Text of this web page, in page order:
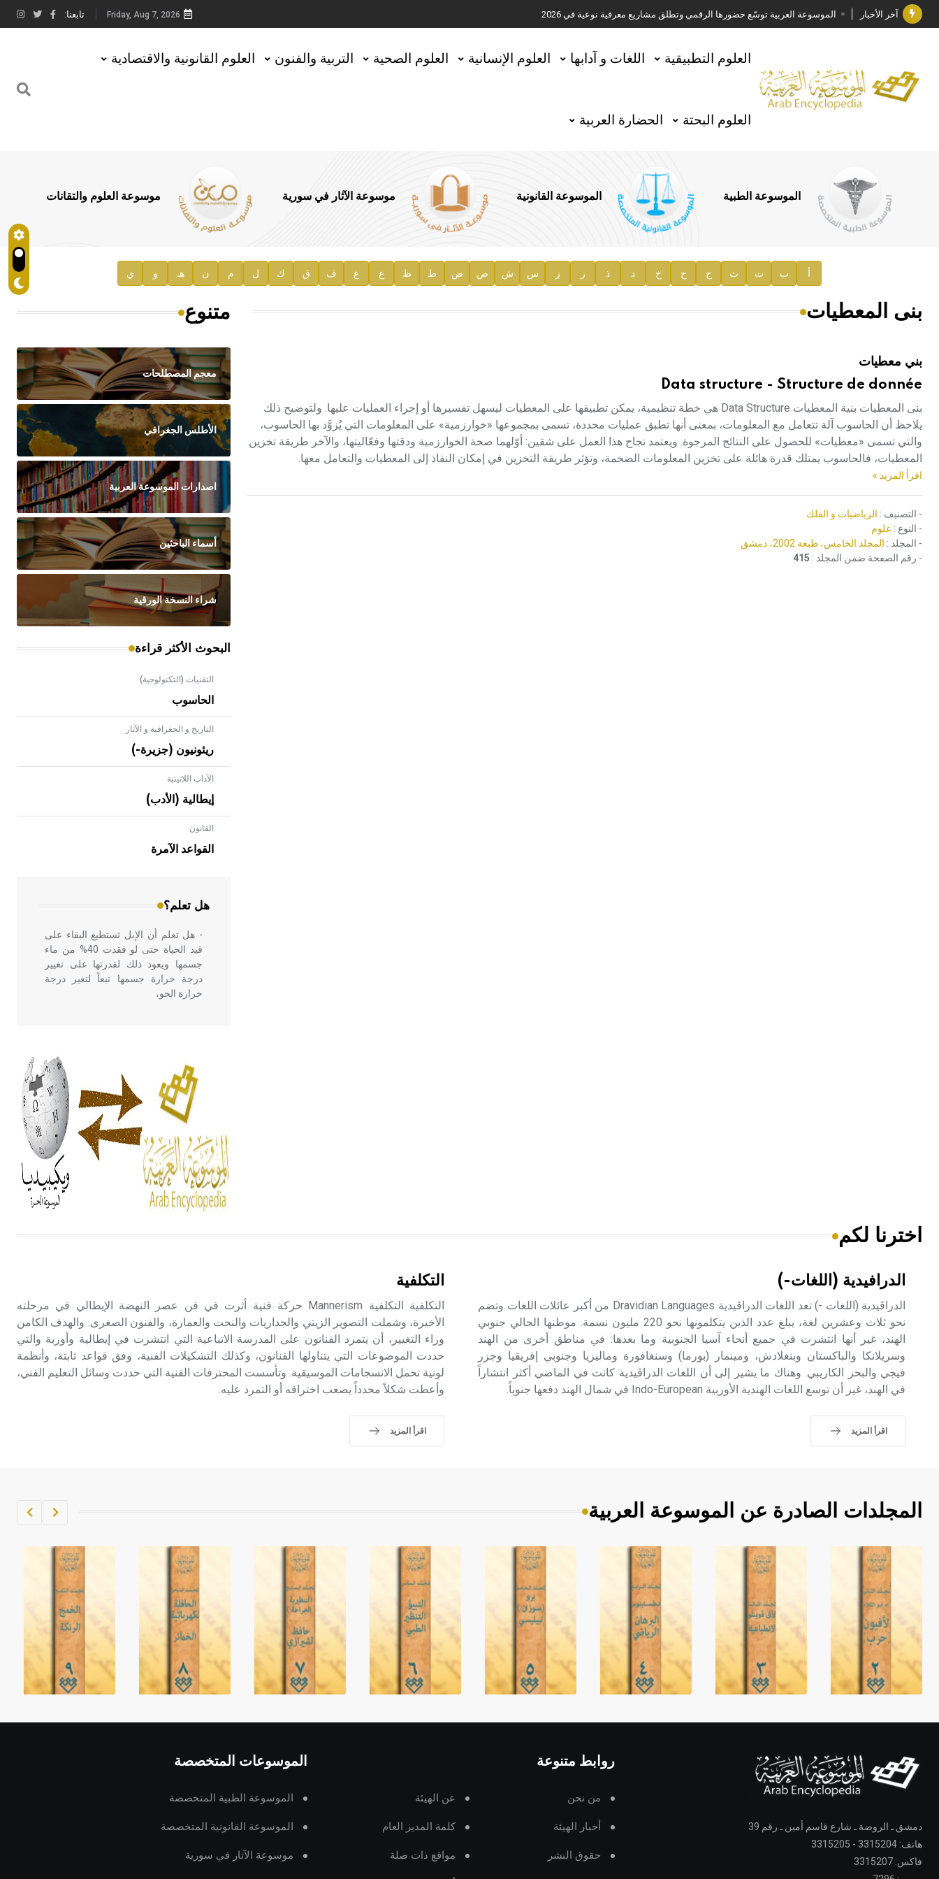
آخر الأخبار الموسوعة العربية توسّع حضورها الرقمي وتطلق مشاريع معرفية نوعية في 2026
جائزة مجمع الملك سلمان العالمي للغة العربية 2025
الأستاذ إياد خالد الطباع مدير عام لهيئة الموسوعة العربية
السيد محمد ياسين صالح وزيرا للثقافة
توصيات مجلس الإدارة
صدور المجلد السابع من موسوعة الآثار في سورية
إعلان..
هيئة الموسوعة العربية تطلق موسوعات جديدة في عام 2026
Friday, Aug 7, 2026 تابعنا:
العلوم التطبيقية اللغات و آدابها العلوم الإنسانية العلوم الصحية التربية والفنون العلوم القانونية والاقتصادية
العلوم البحتة الحضارة العربية
الموسوعة الطبية الموسوعة القانونية موسوعة الآثار في سورية موسوعة العلوم والتقانات
أ ب ت ث ج ح خ د ذ ر ز س ش ص ض ط ظ ع غ ف ق ك ل م ن هـ و ي
بنى المعطيات
بني معطيات
Data structure - Structure de donnée
بنى المعطيات بنية المعطيات Data Structure هي خطة تنظيمية، يمكن تطبيقها على المعطيات ليسهل تفسيرها أو إجراء العمليات عليها. ولتوضيح ذلك
يلاحظ أن الحاسوب آلة تتعامل مع المعلومات، بمعنى أنها تطبق عمليات محددة، تسمى بمجموعها «خوارزمية» على المعلومات التي يُزوَّد بها الحاسوب،
والتي تسمى «معطيات» للحصول على النتائج المرجوة. ويعتمد نجاح هذا العمل على شقين: أوّلهما صحة الخوارزمية ودقتها وفعّاليتها، والآخر طريقة تخزين
المعطيات، فالحاسوب يمتلك قدرة هائلة على تخزين المعلومات الضخمة، وتؤثر طريقة التخزين في إمكان النفاذ إلى المعطيات والتعامل معها.
اقرأ المزيد »
- التصنيف : الرياضيات و الفلك
- النوع : علوم
- المجلد : المجلد الخامس، طبعة 2002، دمشق
- رقم الصفحة ضمن المجلد : 415
متنوع
معجم المصطلحات
الأطلس الجغرافي
اصدارات الموسوعة العربية
أسماء الباحثين
شراء النسخة الورقية
البحوث الأكثر قراءة
التقنيات (التكنولوجية)
الحاسوب
التاريخ و الجغرافية و الآثار
ريئونيون (جزيرة-)
الآداب اللاتينية
إيطالية (الأدب)
القانون
القواعد الآمرة
هل تعلم؟
- هل تعلم أن الأبلق نوع من الفنون
الهندسية التي ارتبطت بالعمارة الإسلامية
في بلاد الشام ومصر خاصة، حيث يحرص
- هل تعلم أن الإبل تستطيع البقاء على
قيد الحياة حتى لو فقدت 40% من ماء
جسمها ويعود ذلك لقدرتها على تغيير
درجة حرارة جسمها تبعاً لتغير درجة
حرارة الجو،
أربعة مؤلفات هي: الحكم، الأدلة، تنظيم
التغذية، ورسالته في جروح الرأس.
ويعود له الفضل بأنه حرر الطب من
الدين والفلسفة.
- هل تعلم أن المرجان إفراز حيواني
يتكون في البحر ويتركب من مادة
كربونات الكلسيوم، وهو أحمر أو شديد
الحمرة وهو أجود أنواعه، ويمتاز بكبر
الحجم ويسمى الش
الإنكليزية أب
- هل تعلم أن أبجر Abgar اسم معروف
جيداً يعود إلى عدد من الملوك الذين
اخترنا لكم
الدرافيدية (اللغات-)
الدراڤيدية (اللغات -) تعد اللغات الدراڤيدية Dravidian Languages من أكبر عائلات اللغات وتضم
نحو ثلاث وعشرين لغة، يبلغ عدد الذين يتكلمونها نحو 220 مليون نسمة. موطنها الحالي جنوبي
الهند، غير أنها انتشرت في جميع أنحاء آسيا الجنوبية وما بعدها: في مناطق أخرى من الهند
وسريلانكا والباكستان وبنغلادش، ومينمار (بورما) وسنغافورة وماليزيا وجنوبي إفريقيا وجزر
فيجي والبحر الكاريبي. وهناك ما يشير إلى أن اللغات الدراڤيدية كانت في الماضي أكثر انتشاراً
في الهند، غير أن توسع اللغات الهندية الأوربية Indo-European في شمال الهند دفعها جنوباً.
اقرأ المزيد
التكلفية
التكلفية التكلفية Mannerism حركة فنية أثرت في فن عصر النهضة الإيطالي في مرحلته
الأخيرة، وشملت التصوير الزيتي والجداريات والنحت والعمارة، والفنون الصغرى. والهدف الكامن
وراء التغيير، أن يتمرد الفنانون على المدرسة الاتباعية التي انتشرت في إيطالية وأوربة والتي
حددت الموضوعات التي يتناولها الفنانون، وكذلك التشكيلات الفنية، وفق قواعد ثابتة، وأنظمة
لونية تحمل الانسجامات الموسيقية. وتأسست المحترفات الفنية التي حددت وسائل التعليم الفني،
وأعطت شكلاً محدداً يصعب اختراقه أو التمرد عليه.
اقرأ المزيد
المجلدات الصادرة عن الموسوعة العربية
دمشق ـ الروضة ـ شارع قاسم أمين ـ رقم 39
هاتف: 3315204 - 3315205
فاكس: 3315207
روابط متنوعة
من نحن عن الهيئة
أخبار الهيئة كلمة المدير العام
حقوق النشر مواقع ذات صلة
الموسوعات المتخصصة
الموسوعة الطبية المتخصصة
الموسوعة القانونية المتخصصة
موسوعة الآثار في سورية